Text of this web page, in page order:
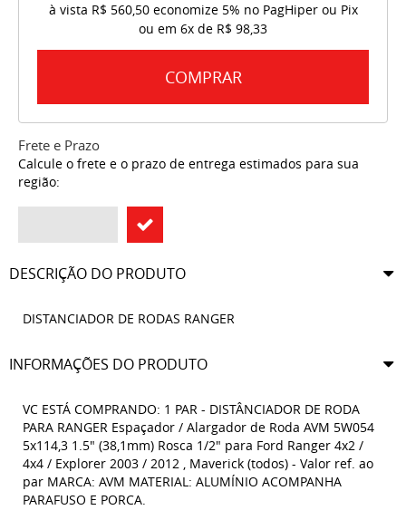
à vista R$ 560,50economize 5% no PagHiper ou Pix
ou em 6x de R$ 98,33
COMPRAR
Frete e Prazo
Calcule o frete e o prazo de entrega estimados para sua
região:
DESCRIÇÃO DO PRODUTO
DISTANCIADOR DE RODAS RANGER
INFORMAÇÕES DO PRODUTO
VC ESTÁ COMPRANDO: 1 PAR - DISTÂNCIADOR DE RODA
PARA RANGER Espaçador / Alargador de Roda AVM 5W054
5x114,3 1.5" (38,1mm) Rosca 1/2" para Ford Ranger 4x2 /
4x4 / Explorer 2003 / 2012 , Maverick (todos) - Valor ref. ao
par MARCA: AVM MATERIAL: ALUMÍNIO ACOMPANHA
PARAFUSO E PORCA.